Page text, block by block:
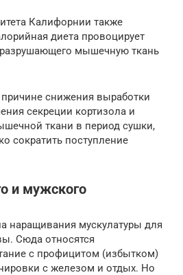
Калифорнии также
диета провоцирует
мышечную ткань
снижения выработки
секреции кортизола и
ткани в период сушки,
сократить поступление
и мужского
наращивания мускулатуры для
Сюда относятся
с профицитом (избытком)
с железом и отдых. Но